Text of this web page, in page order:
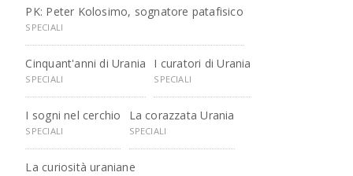
PK: Peter Kolosimo, sognatore patafisico
SPECIALI
Cinquant'anni di Urania
SPECIALI
I curatori di Urania
SPECIALI
I sogni nel cerchio
SPECIALI
La corazzata Urania
SPECIALI
La curiosità uraniane